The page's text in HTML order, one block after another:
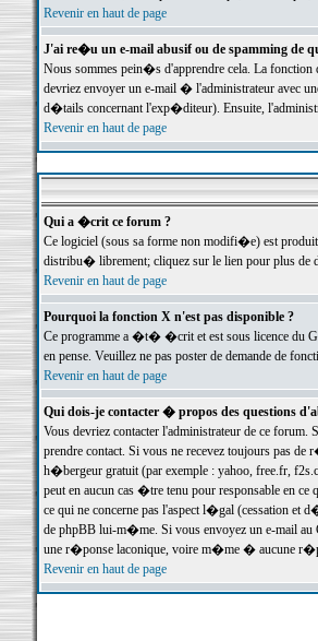
Revenir en haut de page
J'ai re�u un e-mail abusif ou de spamming de
Nous sommes pein�s d'apprendre cela. La fonction
devriez envoyer un e-mail � l'administrateur avec
d�tails concernant l'exp�diteur). Ensuite,
Revenir en haut de page
Qui a �crit ce forum ?
Ce logiciel (sous sa forme non modifi�e) est
distribu� librement; cliquez sur le lien pour plus de
Revenir en haut de page
Pourquoi la fonction X n'est pas disponible ?
Ce programme a �t� �crit et est sous licence du
en pense. Veuillez ne pas poster de demande de
Revenir en haut de page
Qui dois-je contacter � propos des questions
Vous devriez contacter l'administrateur de ce
prendre contact. Si vous ne recevez toujours pas
h�bergeur gratuit (par exemple : yahoo, free.fr,
peut en aucun cas �tre tenu pour responsable en
ce qui ne concerne pas l'aspect l�gal (cessation et
de phpBB lui-m�me. Si vous envoyez un e-mail au
une r�ponse laconique, voire m�me � aucune
Revenir en haut de page